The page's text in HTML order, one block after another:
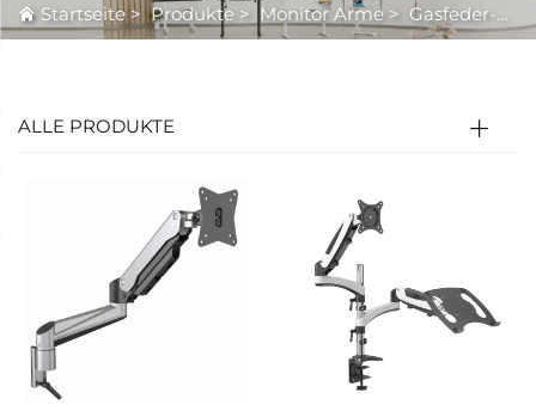
Startseite >Produkte > Monitor Arme > Gasfeder-Monitorarme
ALLE PRODUKTE